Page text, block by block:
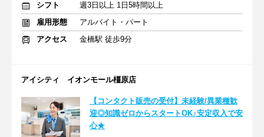
シフト
週3日以上 1日5時間以上
雇用形態
アルバイト・パート
アクセス
金橋駅 徒歩9分
アイシティ イオンモール橿原店
【コンタクト販売の受付】未経験/異業種歓
迎◎知識ゼロからスタートOK♪安定収入で安
心★